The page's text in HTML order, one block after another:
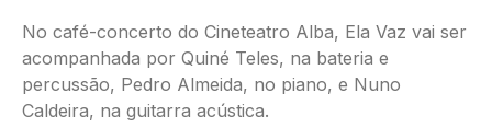
No café-concerto do Cineteatro Alba, Ela Vaz vai ser
acompanhada por Quiné Teles, na bateria e
percussão, Pedro Almeida, no piano, e Nuno
Caldeira, na guitarra acústica.